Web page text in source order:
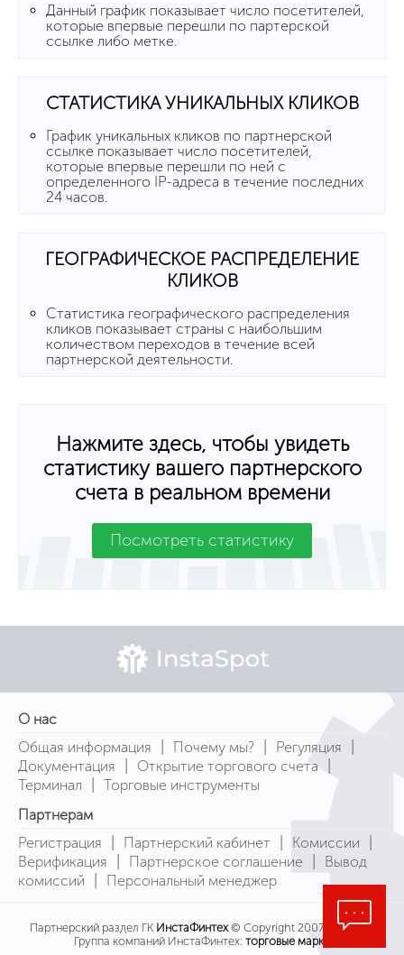
Данный график показывает число посетителей,
которые впервые перешли по партерской
ссылке либо метке.
СТАТИСТИКА УНИКАЛЬНЫХ КЛИКОВ
График уникальных кликов по партнерской
ссылке показывает число посетителей,
которые впервые перешли по ней с
определенного IP-адреса в течение последних
24 часов.
ГЕОГРАФИЧЕСКОЕ РАСПРЕДЕЛЕНИЕ
КЛИКОВ
Статистика географического распределения
кликов показывает страны с наибольшим
количеством переходов в течение всей
партнерской деятельности.
Нажмите здесь, чтобы увидеть
статистику вашего партнерского
счета в реальном времени
Посмотреть статистику
О нас
Общая информация
Почему мы? Регуляция
Документация Открытие торгового счета
Терминал
Торговые инструменты
Партнерам
Регистрация
Партнерский кабинет Комиссии
Верификация Партнерское соглашение
Вывод
комиссий
Персональный менеджер
Партнерский раздел ГК ИнстаФинтех© Copyright 2007-2026
Группа компаний ИнстаФинтех: торговые марки